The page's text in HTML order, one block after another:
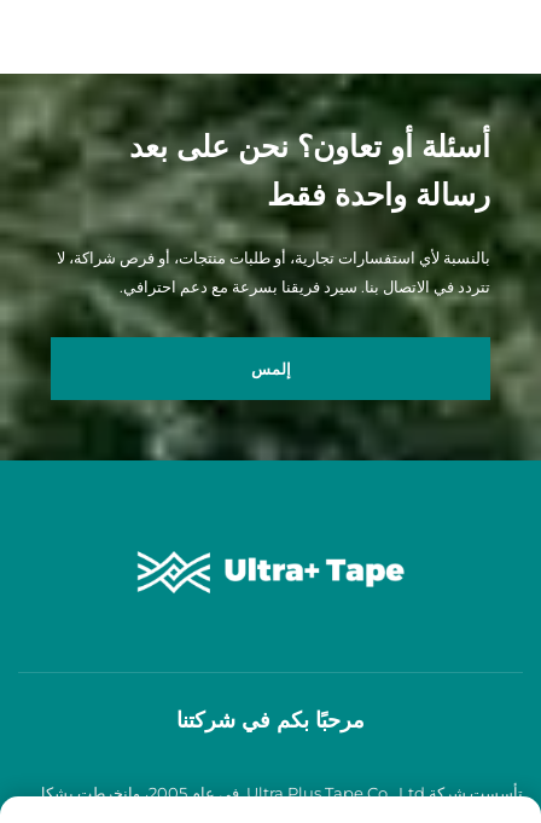
أسئلة أو تعاون؟ نحن على بعد
رسالة واحدة فقط
بالنسبة لأي استفسارات تجارية، أو طلبات منتجات، أو فرص شراكة، لا
تتردد في الاتصال بنا. سيرد فريقنا بسرعة مع دعم احترافي.
إلمس
مرحبًا بكم في شركتنا
تأسست شركة Ultra Plus Tape Co., Ltd. في عام 2005، وانخرطت بشكل